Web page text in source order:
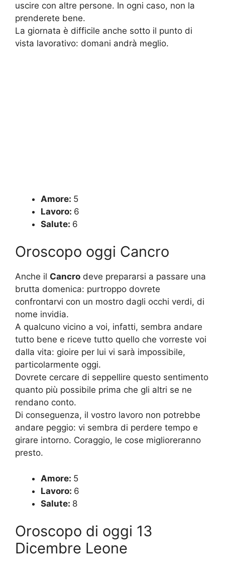
uscire con altre persone. In ogni caso, non la
prenderete bene.
La giornata è difficile anche sotto il punto di
vista lavorativo: domani andrà meglio.
Amore: 5
Lavoro: 6
Salute: 6
Oroscopo oggi Cancro
Anche il Cancro deve prepararsi a passare una
brutta domenica: purtroppo dovrete
confrontarvi con un mostro dagli occhi verdi, di
nome invidia.
A qualcuno vicino a voi, infatti, sembra andare
tutto bene e riceve tutto quello che vorreste voi
dalla vita: gioire per lui vi sarà impossibile,
particolarmente oggi.
Dovrete cercare di seppellire questo sentimento
quanto più possibile prima che gli altri se ne
rendano conto.
Di conseguenza, il vostro lavoro non potrebbe
andare peggio: vi sembra di perdere tempo e
girare intorno. Coraggio, le cose miglioreranno
presto.
Amore: 5
Lavoro: 6
Salute: 8
Oroscopo di oggi 13
Dicembre Leone